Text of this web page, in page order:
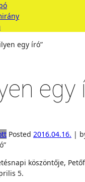
egy író”
egy
Posted 2016.04.16. |
köszöntője,
5.